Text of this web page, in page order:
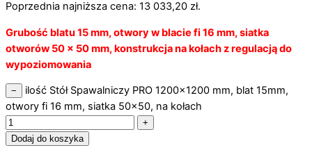
Poprzednia najniższa cena: 13 033,20 zł.
Grubość blatu 15 mm, otwory w blacie fi 16 mm, siatka
otworów 50 x 50 mm, konstrukcja na kołach z regulacją do
wypoziomowania
−
ilość Stół Spawalniczy PRO 1200x1200 mm, blat 15mm,
otwory fi 16 mm, siatka 50x50, na kołach
+
Dodaj do koszyka